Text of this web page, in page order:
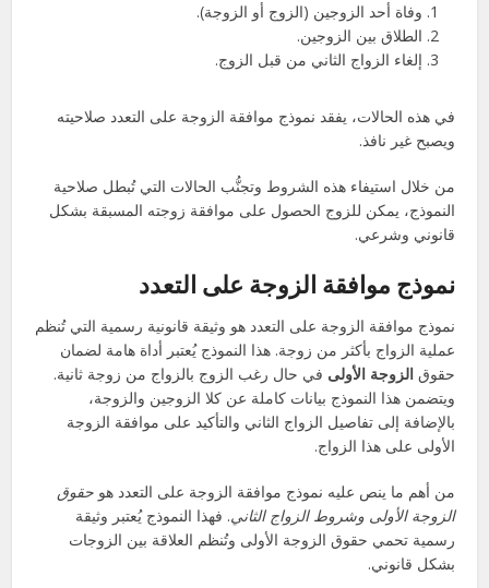
وفاة أحد الزوجين (الزوج أو الزوجة).
الطلاق بين الزوجين.
إلغاء الزواج الثاني من قبل الزوج.
في هذه الحالات، يفقد نموذج موافقة الزوجة على التعدد صلاحيته
ويصبح غير نافذ.
من خلال استيفاء هذه الشروط وتجنُّب الحالات التي تُبطل صلاحية
النموذج، يمكن للزوج الحصول على موافقة زوجته المسبقة بشكل
قانوني وشرعي.
نموذج موافقة الزوجة على التعدد
نموذج موافقة الزوجة على التعدد هو وثيقة قانونية رسمية التي تُنظم
عملية الزواج بأكثر من زوجة. هذا النموذج يُعتبر أداة هامة لضمان
حقوق الزوجة الأولى في حال رغب الزوج بالزواج من زوجة ثانية.
ويتضمن هذا النموذج بيانات كاملة عن كلا الزوجين والزوجة،
بالإضافة إلى تفاصيل الزواج الثاني والتأكيد على موافقة الزوجة
الأولى على هذا الزواج.
من أهم ما ينص عليه نموذج موافقة الزوجة على التعدد هوحقوق
الزوجة الأولى وشروط الزواج الثاني. فهذا النموذج يُعتبر وثيقة
رسمية تحمي حقوق الزوجة الأولى وتُنظم العلاقة بين الزوجات
بشكل قانوني.